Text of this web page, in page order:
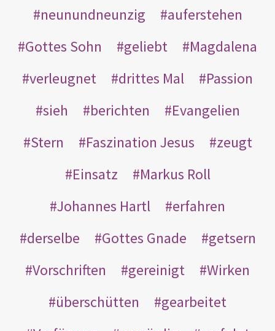
neunundneunzig
auferstehen
Gottes Sohn
geliebt
Magdalena
verleugnet
drittes Mal
Passion
sieh
berichten
Evangelien
Stern
Faszination Jesus
zeugt
Einsatz
Markus Roll
Johannes Hartl
erfahren
derselbe
Gottes Gnade
getsern
Vorschriften
gereinigt
Wirken
überschütten
gearbeitet